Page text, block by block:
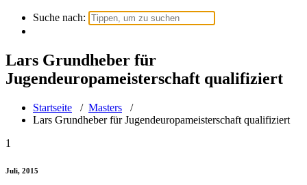
Suche nach:
Lars Grundheber für
Jugendeuropameisterschaft qualifiziert
Startseite / Masters /
Lars Grundheber für Jugendeuropameisterschaft qualifiziert
1
Juli, 2015